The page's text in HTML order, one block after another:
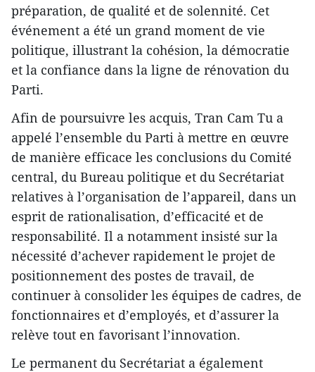
préparation, de qualité et de solennité. Cet
événement a été un grand moment de vie
politique, illustrant la cohésion, la démocratie
et la confiance dans la ligne de rénovation du
Parti.
Afin de poursuivre les acquis, Tran Cam Tu a
appelé l’ensemble du Parti à mettre en œuvre
de manière efficace les conclusions du Comité
central, du Bureau politique et du Secrétariat
relatives à l’organisation de l’appareil, dans un
esprit de rationalisation, d’efficacité et de
responsabilité. Il a notamment insisté sur la
nécessité d’achever rapidement le projet de
positionnement des postes de travail, de
continuer à consolider les équipes de cadres, de
fonctionnaires et d’employés, et d’assurer la
relève tout en favorisant l’innovation.
Le permanent du Secrétariat a également